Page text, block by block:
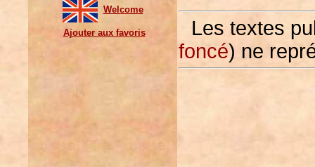
Welcome
Ajouter aux favoris
Les textes
foncé) ne